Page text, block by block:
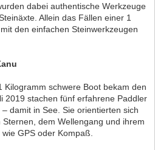
dabei authentische Werkzeuge
Allein das Fällen einer 1
den einfachen Steinwerkzeugen
Kilogramm schwere Boot bekam den
2019 stachen fünf erfahrene Paddler
damit in See. Sie orientierten sich
dem Wellengang und ihrem
GPS oder Kompaß.